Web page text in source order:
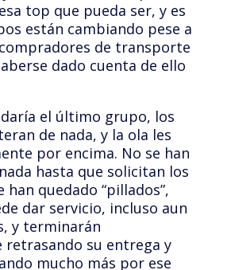
top que pueda ser, y es
están cambiando pese a
de transporte
dado cuenta de ello
el último grupo, los
de nada, y la ola les
por encima. No se han
hasta que solicitan los
han quedado “pillados”,
dar servicio, incluso aun
y terminarán
retrasando su entrega y
mucho más por ese